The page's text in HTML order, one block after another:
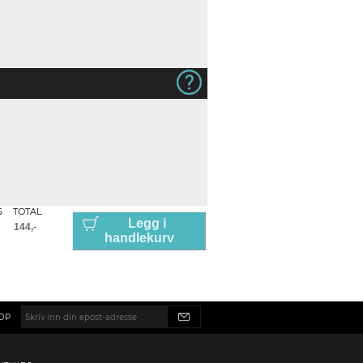
TOTAL
Legg i
handlekurv